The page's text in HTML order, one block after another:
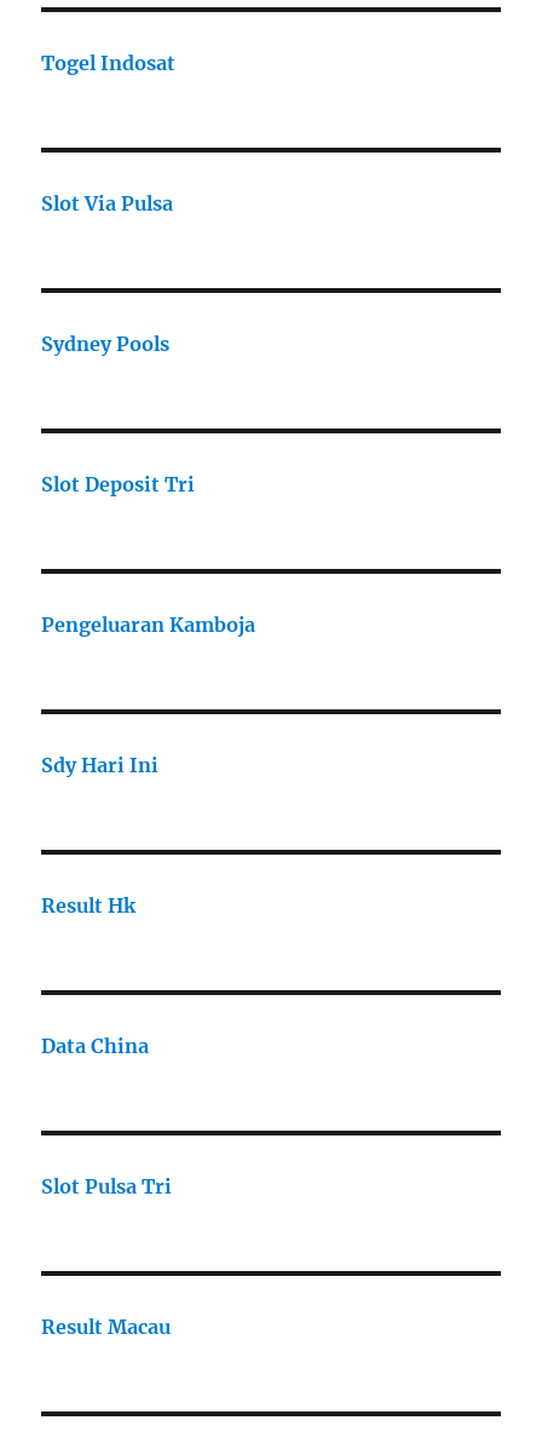
Togel Indosat
Slot Via Pulsa
Sydney Pools
Slot Deposit Tri
Pengeluaran Kamboja
Sdy Hari Ini
Result Hk
Data China
Slot Pulsa Tri
Result Macau